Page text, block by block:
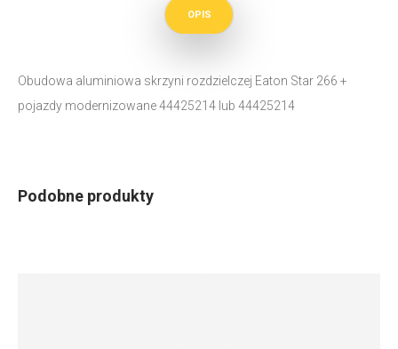
OPIS
Obudowa aluminiowa skrzyni rozdzielczej Eaton Star 266 +
pojazdy modernizowane 44425214 lub 44425214
Podobne produkty